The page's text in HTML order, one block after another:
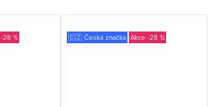
-28 % 🇨🇿 Česká značka -28 %